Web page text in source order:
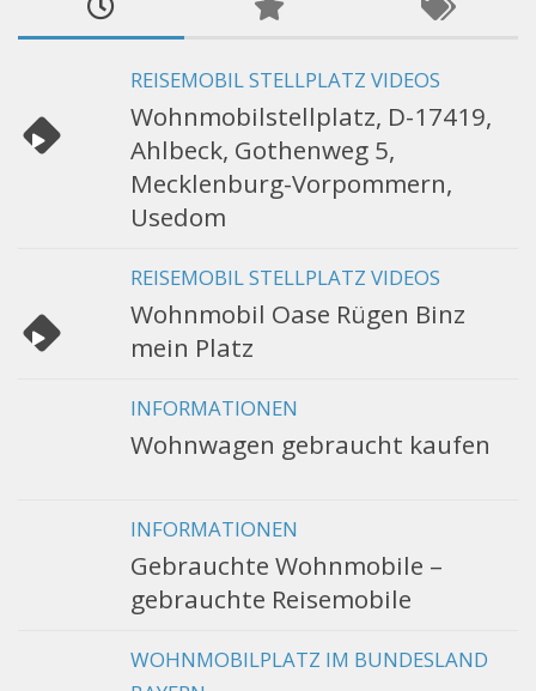
REISEMOBIL STELLPLATZ VIDEOS
Wohnmobilstellplatz, D-17419,
Ahlbeck, Gothenweg 5,
Mecklenburg-Vorpommern,
Usedom
REISEMOBIL STELLPLATZ VIDEOS
Wohnmobil Oase Rügen Binz
mein Platz
INFORMATIONEN
Wohnwagen gebraucht kaufen
INFORMATIONEN
Gebrauchte Wohnmobile –
gebrauchte Reisemobile
WOHNMOBILPLATZ IM BUNDESLAND